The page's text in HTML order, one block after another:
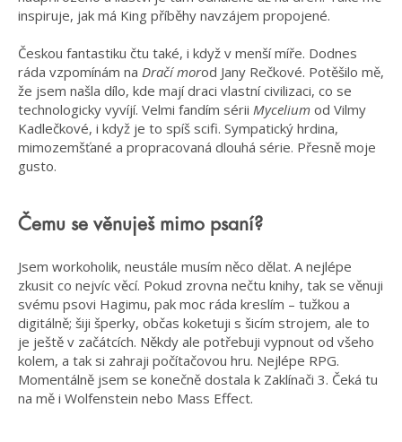
inspiruje, jak má King příběhy navzájem propojené.
Českou fantastiku čtu také, i když v menší míře. Dodnes
ráda vzpomínám na Dračí morod Jany Rečkové. Potěšilo mě,
že jsem našla dílo, kde mají draci vlastní civilizaci, co se
technologicky vyvíjí. Velmi fandím sérii Mycelium od Vilmy
Kadlečkové, i když je to spíš scifi. Sympatický hrdina,
mimozemšťané a propracovaná dlouhá série. Přesně moje
gusto.
Čemu se věnuješ mimo psaní?
Jsem workoholik, neustále musím něco dělat. A nejlépe
zkusit co nejvíc věcí. Pokud zrovna nečtu knihy, tak se věnuji
svému psovi Hagimu, pak moc ráda kreslím – tužkou a
digitálně; šiji šperky, občas koketuji s šicím strojem, ale to
je ještě v začátcích. Někdy ale potřebuji vypnout od všeho
kolem, a tak si zahraji počítačovou hru. Nejlépe RPG.
Momentálně jsem se konečně dostala k Zaklínači 3. Čeká tu
na mě i Wolfenstein nebo Mass Effect.